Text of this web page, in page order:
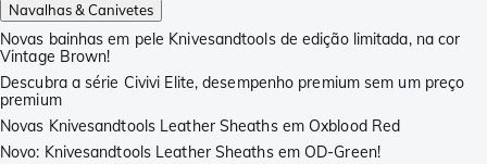
Navalhas & Canivetes
Novas bainhas em pele Knivesandtools de edição limitada, na cor
Vintage Brown!
Descubra a série Civivi Elite, desempenho premium sem um preço
premium
Novas Knivesandtools Leather Sheaths em Oxblood Red
Novo: Knivesandtools Leather Sheaths em OD-Green!